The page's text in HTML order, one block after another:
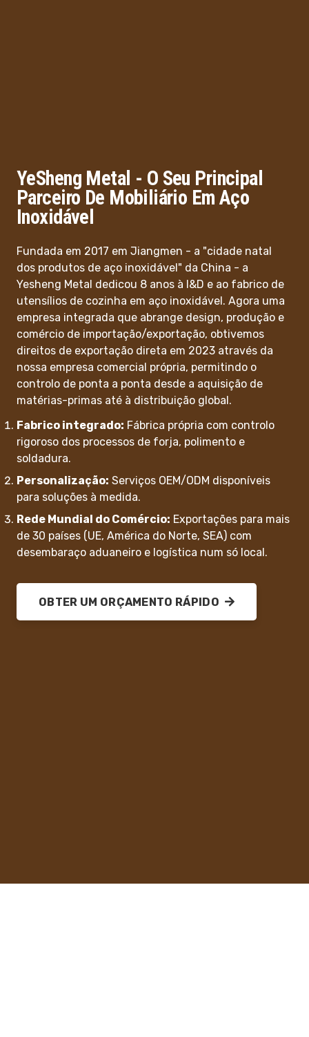
YeSheng Metal - O Seu Principal
Parceiro De Mobiliário Em Aço
Inoxidável
Fundada em 2017 em Jiangmen - a "cidade natal
dos produtos de aço inoxidável" da China - a
Yesheng Metal dedicou 8 anos à I&D e ao fabrico de
utensílios de cozinha em aço inoxidável. Agora uma
empresa integrada que abrange design, produção e
comércio de importação/exportação, obtivemos
direitos de exportação direta em 2023 através da
nossa empresa comercial própria, permitindo o
controlo de ponta a ponta desde a aquisição de
matérias-primas até à distribuição global.
Fabrico integrado: Fábrica própria com controlo
rigoroso dos processos de forja, polimento e
soldadura.
Personalização: Serviços OEM/ODM disponíveis
para soluções à medida.
Rede Mundial do Comércio: Exportações para mais
de 30 países (UE, América do Norte, SEA) com
desembaraço aduaneiro e logística num só local.
OBTER UM ORÇAMENTO RÁPIDO